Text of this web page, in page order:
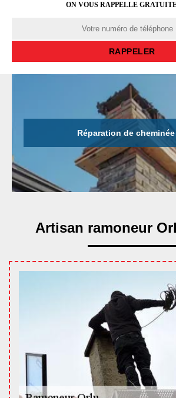
ON VOUS RAPPELLE
Réparation de cheminée
Artisan ramoneur